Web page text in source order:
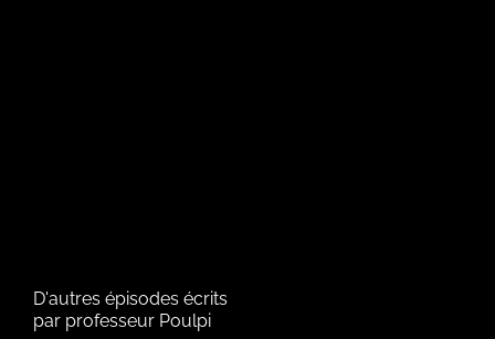
D'autres épisodes écrits
par professeur Poulpi